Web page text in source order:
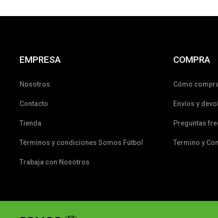
EMPRESA
Nosotros
Contacto
Tienda
Términos y condiciones Somos Fútbol
Trabaja con Nosotros
COMPRA
Cómo
Envíos y
Preguntas
Termino y